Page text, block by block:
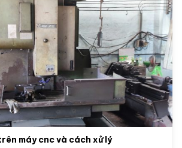
máy cnc và cách xử lý